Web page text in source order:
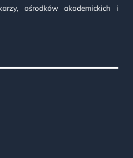
ośrodków akademickich i